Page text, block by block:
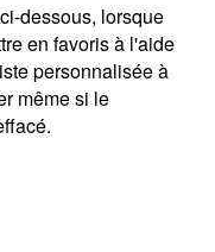
dessous, lorsque
en favoris à l'aide
personnalisée à
même si le